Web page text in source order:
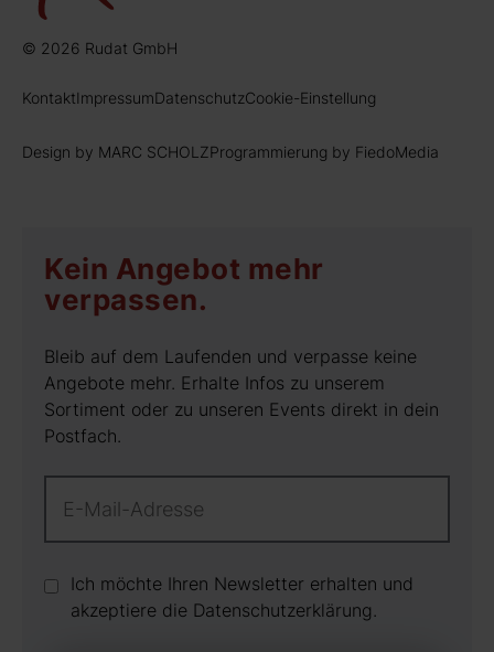
© 2026 Rudat GmbH
KontaktImpressumDatenschutzCookie-Einstellung
Design by MARC SCHOLZProgrammierung by FiedoMedia
Kein Angebot mehr
verpassen.
Bleib auf dem Laufenden und verpasse keine
Angebote mehr. Erhalte Infos zu unserem
Sortiment oder zu unseren Events direkt in dein
Postfach.
Ich möchte Ihren Newsletter erhalten und
akzeptiere die Datenschutz­erklärung.